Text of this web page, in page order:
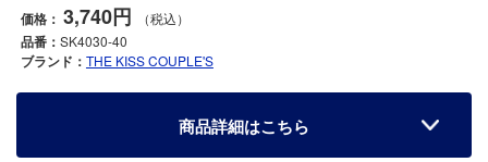
価格： 3,740円 （税込）
品番： SK4030-40
ブランド： THE KISS COUPLE'S
商品詳細はこちら